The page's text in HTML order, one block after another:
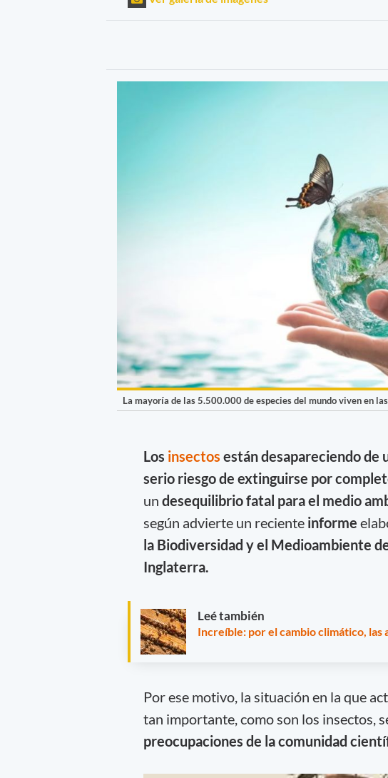
La mayoría de las 5.500.000 de especies del mundo viven en
Los insectos están desapareciendo de
serio riesgo de extinguirse por
un desequilibrio fatal para el medio
según advierte un reciente informe
la Biodiversidad y el Medioambiente
Inglaterra.
Leé también
Increíble: por el cambio climático, las
Por ese motivo, la situación en la que
tan importante, como son los insectos,
preocupaciones de la comunidad